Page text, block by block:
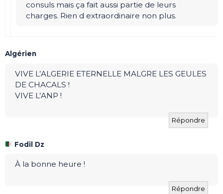
consuls mais ça fait aussi partie de leurs
charges. Rien d extraordinaire non plus.
Algérien
VIVE L’ALGERIE ETERNELLE MALGRE LES GEULES
DE CHACALS !
VIVE L’ANP !
Répondre
Fodil Dz
À la bonne heure !
Répondre